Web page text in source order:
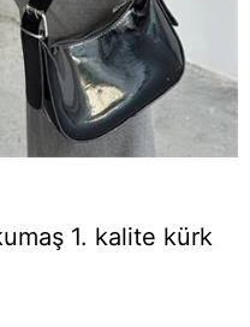
1. kalite kürk